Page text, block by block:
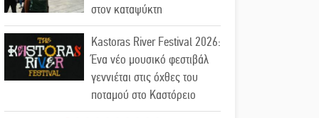
στον καταψύκτη
Kastoras River Festival 2026:
Ένα νέο μουσικό φεστιβάλ
γεννιέται στις όχθες του
ποταμού στο Καστόρειο